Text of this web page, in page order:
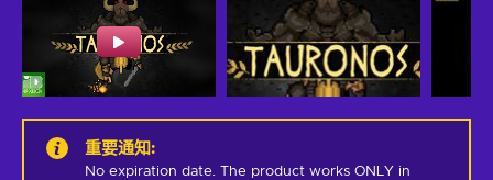
重要通知:
No expiration date. The product works ONLY in